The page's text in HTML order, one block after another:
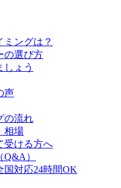
ミングは？
の選び方
しょう
声
の流れ
相場
受ける方へ
）
国対応24時間OK